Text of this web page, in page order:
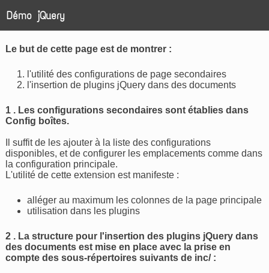
Démo jQuery
Le but de cette page est de montrer :
l'utilité des configurations de page secondaires
l'insertion de plugins jQuery dans des documents
1 . Les configurations secondaires sont établies dans
Config boîtes.
Il suffit de les ajouter à la liste des configurations
disponibles, et de configurer les emplacements comme dans
la configuration principale.
L'utilité de cette extension est manifeste :
alléger au maximum les colonnes de la page principale
utilisation dans les plugins
2 . La structure pour l'insertion des plugins jQuery dans
des documents est mise en place avec la prise en
compte des sous-répertoires suivants de inc/ :